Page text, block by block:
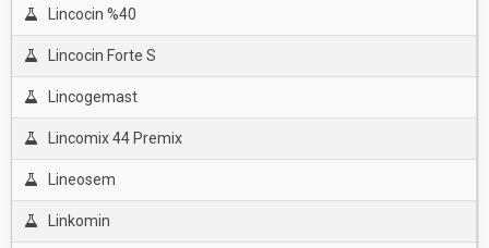
Lincocin %40
Lincocin Forte S
Lincogemast
Lincomix 44 Premix
Lineosem
Linkomin